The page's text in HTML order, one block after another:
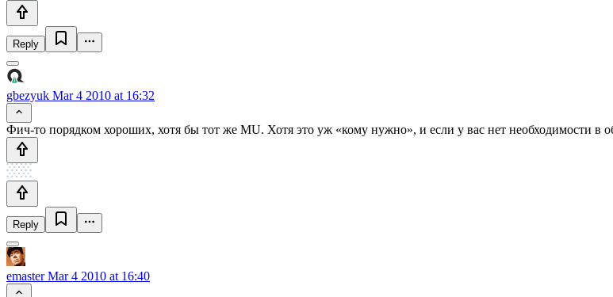
Reply
gbezyuk Mar 4 2010 at 16:32
Фич-то порядком хороших, хотя бы тот же MU. Хотя это уж «кому нужно», и если у вас нет необходимости в
Reply
emasterMar 4 2010 at 16:40